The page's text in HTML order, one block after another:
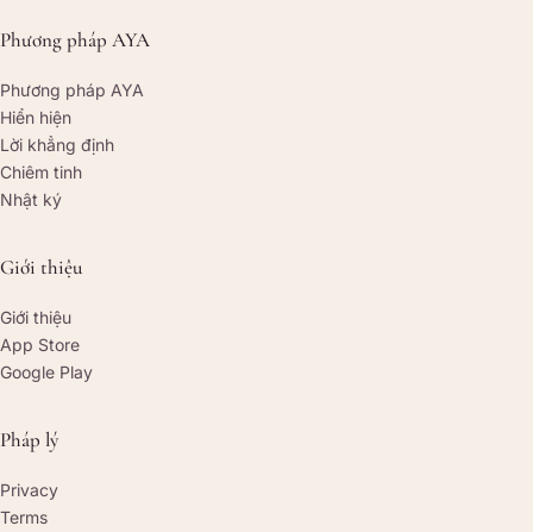
Phương pháp AYA
Phương pháp AYA
Hiển hiện
Lời khẳng định
Chiêm tinh
Nhật ký
Giới thiệu
Giới thiệu
App Store
Google Play
Pháp lý
Privacy
Terms